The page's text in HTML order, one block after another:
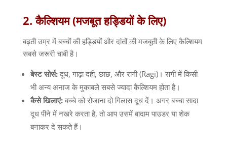
2.कैल्शियम(मजबूत हड्डियों के लिए)
बढ़ती उम्र में बच्चों की हड्डियों और दांतों की मजबूती के लिए कैल्शियम
सबसे जरूरी चाबी है।
बेस्ट सोर्स: दूध, गाढ़ा दही, छाछ, और रागी(Ragi)। रागी में किसी
भी अन्य अनाज के मुकाबले सबसे ज्यादा कैल्शियम होता है।
कैसे खिलाएं: बच्चे को रोजाना दो गिलास दूध दें। अगर बच्चा सादा
दूध पीने में नखरे करता है, तो आप उसमें बादाम पाउडर या शेक
बनाकर दे सकते हैं।